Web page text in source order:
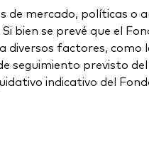
mercado, políticas o
bien se prevé que el
diversos factores, como
seguimiento previsto
indicativo del